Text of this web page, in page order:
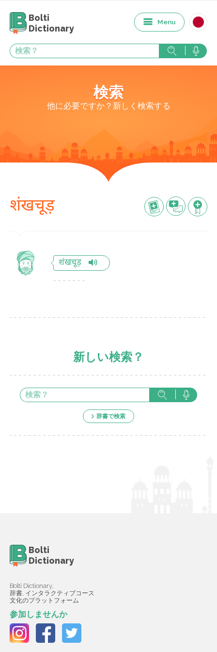
Bolti
Dictionary
Menu
検索
他に必要ですか？新しく検索する
शंखचूड़
शंखचूड़
新しい検索？
辞書で検索
Bolti
Dictionary
Bolti Dictionary,
辞書, インタラクティブコース
文化のプラットフォーム
参加しませんか